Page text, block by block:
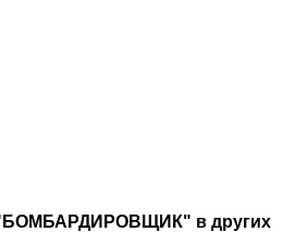
"БОМБАРДИРОВЩИК" в других